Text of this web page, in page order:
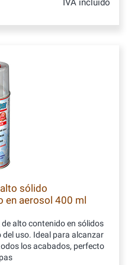
IVA incluido
sólido
en aerosol 400 ml
alto contenido en sólidos
uso. Ideal para alcanzar
los acabados, perfecto